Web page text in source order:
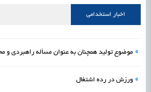
اشتغال و کارآفرینی
اخبار استخدامی
» موضوع تولید همچنان به عنوان مسأله راهبردی و
» ورزش در رده اشتغال